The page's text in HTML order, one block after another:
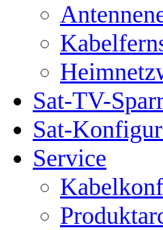
Sat-TV-
Sat-
Service